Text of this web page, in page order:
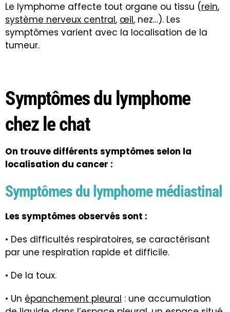
Le lymphome affecte tout organe ou tissu (rein,
système nerveux central, œil, nez…). Les
symptômes varient avec la localisation de la
tumeur.
Symptômes du lymphome
chez le chat
On trouve différents symptômes selon la
localisation du cancer :
Symptômes du lymphome médiastinal
Les symptômes observés sont :
• Des difficultés respiratoires, se caractérisant
par une respiration rapide et difficile.
• De la toux.
• Un épanchement pleural : une accumulation